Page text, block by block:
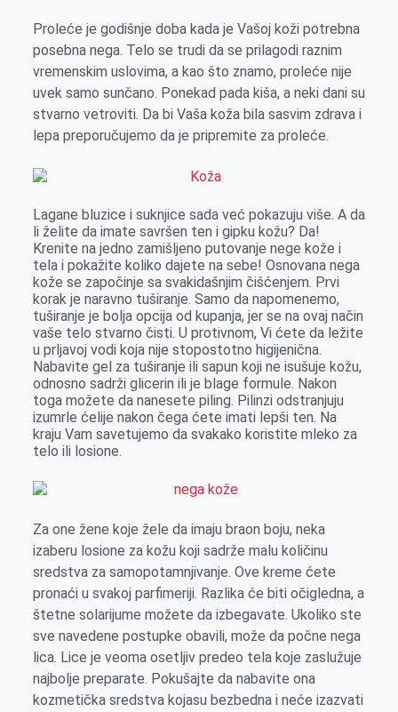
r
n
A
i
Proleće je godišnje doba kada je Vašoj koži potrebna
posebna nega. Telo se trudi da se prilagodi raznim
vremenskim uslovima, a kao što znamo, proleće nije
uvek samo sunčano. Ponekad pada kiša, a neki dani su
stvarno vetroviti. Da bi Vaša koža bila sasvim zdrava i
lepa preporučujemo da je pripremite za proleće.
Lagane bluzice i suknjice sada već pokazuju više. A da
li želite da imate savršen ten i gipku kožu? Da!
Krenite na jedno zamišljeno putovanje nege kože i
tela i pokažite koliko dajete na sebe! Osnovana nega
kože se započinje sa svakidašnjim čišćenjem. Prvi
korak je naravno tuširanje. Samo da napomenemo,
tuširanje je bolja opcija od kupanja, jer se na ovaj način
vaše telo stvarno čisti. U protivnom, Vi ćete da ležite
u prljavoj vodi koja nije stopostotno higijenična.
Nabavite gel za tuširanje ili sapun koji ne isušuje kožu,
odnosno sadrži glicerin ili je blage formule. Nakon
toga možete da nanesete piling. Pilinzi odstranjuju
izumrle ćelije nakon čega ćete imati lepši ten. Na
kraju Vam savetujemo da svakako koristite mleko za
telo ili losione.
Za one žene koje žele da imaju braon boju, neka
izaberu losione za kožu koji sadrže malu količinu
sredstva za samopotamnjivanje. Ove kreme ćete
pronaći u svakoj parfimeriji. Razlika će biti očigledna, a
štetne solarijume možete da izbegavate. Ukoliko ste
sve navedene postupke obavili, može da počne nega
lica. Lice je veoma osetljiv predeo tela koje zaslužuje
najbolje preparate. Pokušajte da nabavite ona
kozmetička sredstva kojasu bezbedna i neće izazvati